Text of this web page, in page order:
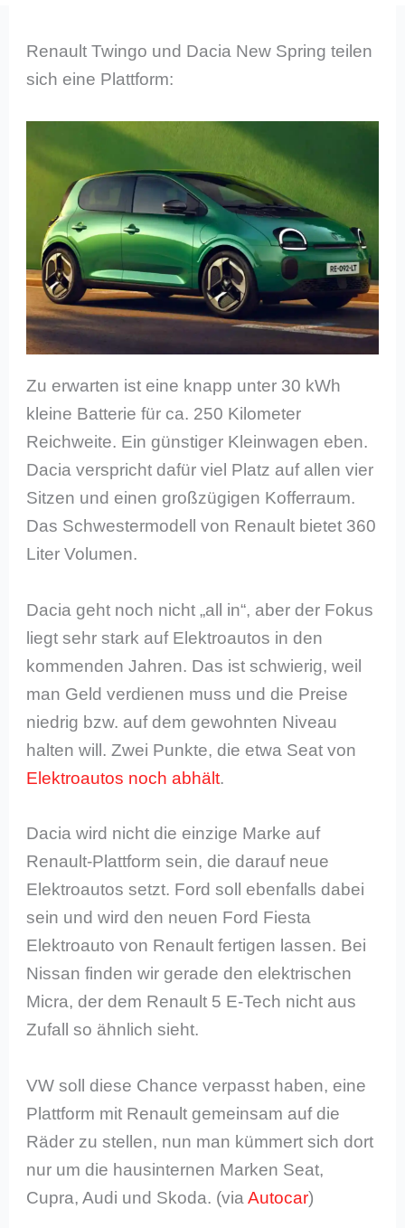
Renault Twingo und Dacia New Spring teilen
sich eine Plattform:
Zu erwarten ist eine knapp unter 30 kWh
kleine Batterie für ca. 250 Kilometer
Reichweite. Ein günstiger Kleinwagen eben.
Dacia verspricht dafür viel Platz auf allen vier
Sitzen und einen großzügigen Kofferraum.
Das Schwestermodell von Renault bietet 360
Liter Volumen.
Dacia geht noch nicht „all in“, aber der Fokus
liegt sehr stark auf Elektroautos in den
kommenden Jahren. Das ist schwierig, weil
man Geld verdienen muss und die Preise
niedrig bzw. auf dem gewohnten Niveau
halten will. Zwei Punkte, die etwa Seat von
Elektroautos noch abhält.
Dacia wird nicht die einzige Marke auf
Renault-Plattform sein, die darauf neue
Elektroautos setzt. Ford soll ebenfalls dabei
sein und wird den neuen Ford Fiesta
Elektroauto von Renault fertigen lassen. Bei
Nissan finden wir gerade den elektrischen
Micra, der dem Renault 5 E-Tech nicht aus
Zufall so ähnlich sieht.
VW soll diese Chance verpasst haben, eine
Plattform mit Renault gemeinsam auf die
Räder zu stellen, nun man kümmert sich dort
nur um die hausinternen Marken Seat,
Cupra, Audi und Skoda. (viaAutocar)